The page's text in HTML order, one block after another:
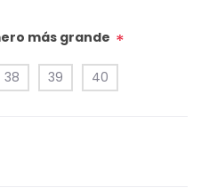
más grande *
38 39 40